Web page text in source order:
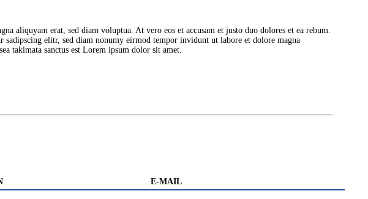
aliquyam erat, sed diam voluptua. At vero eos et accusam et justo duo dolores et ea rebum.
elitr, sed diam nonumy eirmod tempor invidunt ut labore et dolore magna
takimata sanctus est Lorem ipsum dolor sit amet.
E-MAIL